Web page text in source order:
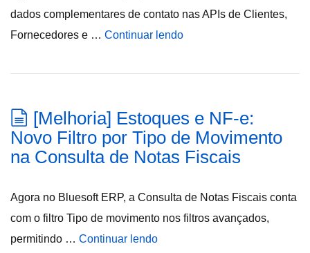
dados complementares de contato nas APIs de Clientes,
Fornecedores e … Continuar lendo
[Melhoria] Estoques e NF-e:
Novo Filtro por Tipo de Movimento
na Consulta de Notas Fiscais
Agora no Bluesoft ERP, a Consulta de Notas Fiscais conta
com o filtro Tipo de movimento nos filtros avançados,
permitindo … Continuar lendo